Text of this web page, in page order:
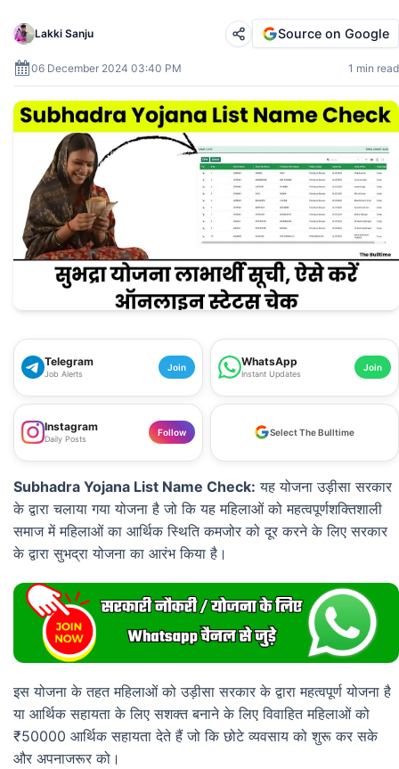
Lakki Sanju
06 December 2024 03:40 PM 1 min read
Source on Google
Telegram
Job Alerts
Join WhatsApp
Instant Updates
Join
Instagram
Daily Posts
Follow Select The Bulltime
Subhadra Yojana List Name Check: यह योजना उड़ीसा सरकार
के द्वारा चलाया गया योजना है जो कि यह महिलाओं को महत्वपूर्णशक्तिशाली
समाज में महिलाओं का आर्थिक स्थिति कमजोर को दूर करने के लिए सरकार
के द्वारा सुभद्रा योजना का आरंभ किया है।
इस योजना के तहत महिलाओं को उड़ीसा सरकार के द्वारा महत्वपूर्ण योजना है
या आर्थिक सहायता के लिए सशक्त बनाने के लिए विवाहित महिलाओं को
₹50000 आर्थिक सहायता देते हैं जो कि छोटे व्यवसाय को शुरू कर सके
और अपनाजरूर को।